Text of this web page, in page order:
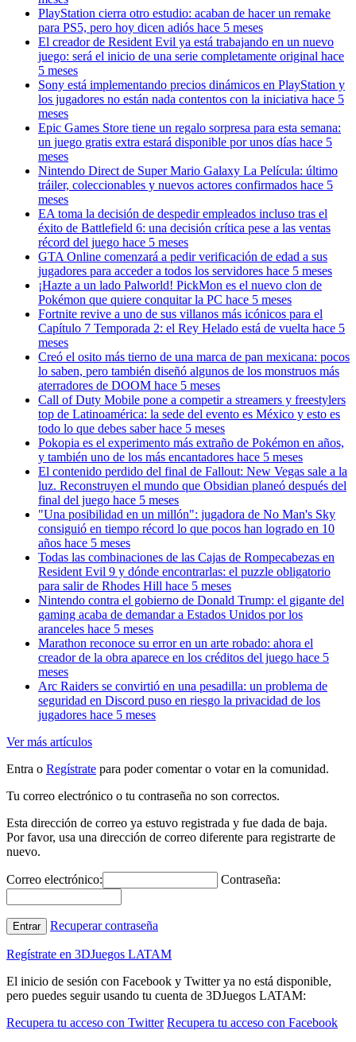
PlayStation cierra otro estudio: acaban de hacer un remake
para PS5, pero hoy dicen adiós hace 5 meses
El creador de Resident Evil ya está trabajando en un nuevo
juego: será el inicio de una serie completamente original hace
5 meses
Sony está implementando precios dinámicos en PlayStation y
los jugadores no están nada contentos con la iniciativa hace 5
meses
Epic Games Store tiene un regalo sorpresa para esta semana:
un juego gratis extra estará disponible por unos días hace 5
meses
Nintendo Direct de Super Mario Galaxy La Película: último
tráiler, coleccionables y nuevos actores confirmados hace 5
meses
EA toma la decisión de despedir empleados incluso tras el
éxito de Battlefield 6: una decisión crítica pese a las ventas
récord del juego hace 5 meses
GTA Online comenzará a pedir verificación de edad a sus
jugadores para acceder a todos los servidores hace 5 meses
¡Hazte a un lado Palworld! PickMon es el nuevo clon de
Pokémon que quiere conquitar la PC hace 5 meses
Fortnite revive a uno de sus villanos más icónicos para el
Capítulo 7 Temporada 2: el Rey Helado está de vuelta hace 5
meses
Creó el osito más tierno de una marca de pan mexicana: pocos
lo saben, pero también diseñó algunos de los monstruos más
aterradores de DOOM hace 5 meses
Call of Duty Mobile pone a competir a streamers y freestylers
top de Latinoamérica: la sede del evento es México y esto es
todo lo que debes saberhace 5 meses
Pokopia es el experimento más extraño de Pokémon en años,
y también uno de los más encantadores hace 5 meses
El contenido perdido del final de Fallout: New Vegas sale a la
luz. Reconstruyen el mundo que Obsidian planeó después del
final del juego hace 5 meses
"Una posibilidad en un millón": jugadora de No Man's Sky
consiguió en tiempo récord lo que pocos han logrado en 10
años hace 5 meses
Todas las combinaciones de las Cajas de Rompecabezas en
Resident Evil 9 y dónde encontrarlas: el puzzle obligatorio
para salir de Rhodes Hill hace 5 meses
Nintendo contra el gobierno de Donald Trump: el gigante del
gaming acaba de demandar a Estados Unidos por los
aranceles hace 5 meses
Marathon reconoce su error en un arte robado: ahora el
creador de la obra aparece en los créditos del juego hace 5
meses
Arc Raiders se convirtió en una pesadilla: un problema de
seguridad en Discord puso en riesgo la privacidad de los
jugadores hace 5 meses
Ver más artículos
Entra o Regístrate para poder comentar o votar en la comunidad.
Tu correo electrónico o tu contraseña no son correctos.
Esta dirección de correo ya estuvo registrada y fue dada de baja.
Por favor, usa una dirección de correo diferente para registrarte de
nuevo.
Correo electrónico: Contraseña:
Entrar Recuperar contraseña
Regístrate en 3DJuegos LATAM
El inicio de sesión con Facebook y Twitter ya no está disponible,
pero puedes seguir usando tu cuenta de 3DJuegos LATAM:
Recupera tu acceso con Twitter Recupera tu acceso con Facebook